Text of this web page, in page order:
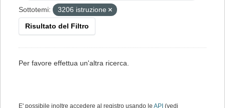
Sottotemi:
3206 istruzione
Risultato del Filtro
Per favore effettua un'altra ricerca.
E' possibile inoltre accedere al registro usando le API (vedi